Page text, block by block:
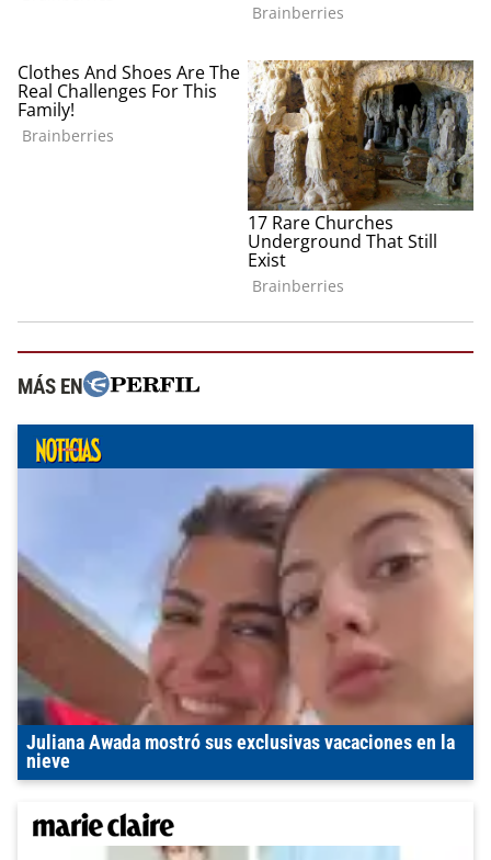
MÁS EN
Juliana Awada mostró sus exclusivas vacaciones en la
nieve